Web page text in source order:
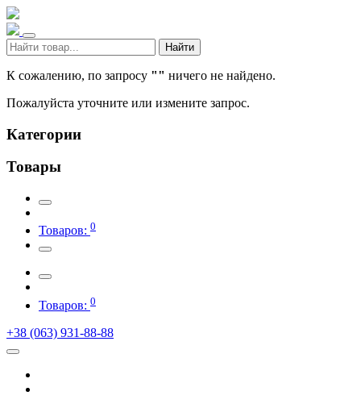
Найти
К сожалению, по запросу "" ничего не найдено.
Пожалуйста уточните или измените запрос.
Категории
Товары
Товаров: 0
Товаров: 0
+38 (063) 931-88-88